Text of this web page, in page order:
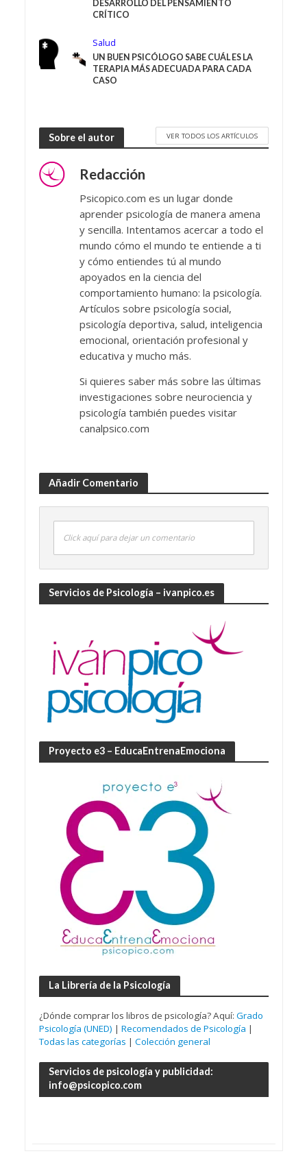
DESARROLLO DEL PENSAMIENTO
CRÍTICO
Salud
UN BUEN PSICÓLOGO SABE CUÁL ES LA
TERAPIA MÁS ADECUADA PARA CADA
CASO
Sobre el autor VER TODOS LOS ARTÍCULOS
Redacción
Psicopico.com es un lugar donde
aprender psicología de manera amena
y sencilla. Intentamos acercar a todo el
mundo cómo el mundo te entiende a ti
y cómo entiendes tú al mundo
apoyados en la ciencia del
comportamiento humano: la psicología.
Artículos sobre psicología social,
psicología deportiva, salud, inteligencia
emocional, orientación profesional y
educativa y mucho más.
Si quieres saber más sobre las últimas
investigaciones sobre neurociencia y
psicología también puedes visitar
canalpsico.com
Añadir Comentario
Click aquí para dejar un comentario
Servicios de Psicología – ivanpico.es
Proyecto e3 – EducaEntrenaEmociona
La Librería de la Psicología
¿Dónde comprar los libros de psicología? Aquí: Grado
Psicología (UNED) | Recomendados de Psicología |
Todas las categorías | Colección general
Servicios de psicología y publicidad:
info@psicopico.com